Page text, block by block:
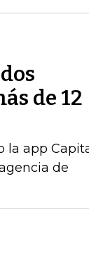
de 12
la app
de